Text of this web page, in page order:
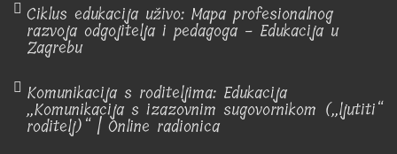
Ciklus edukacija uživo: Mapa profesionalnog
razvoja odgojitelja i pedagoga - Edukacija u
Zagrebu
Komunikacija s roditeljima: Edukacija
„Komunikacija s izazovnim sugovornikom („ljutiti“
roditelj)“ | Online radionica